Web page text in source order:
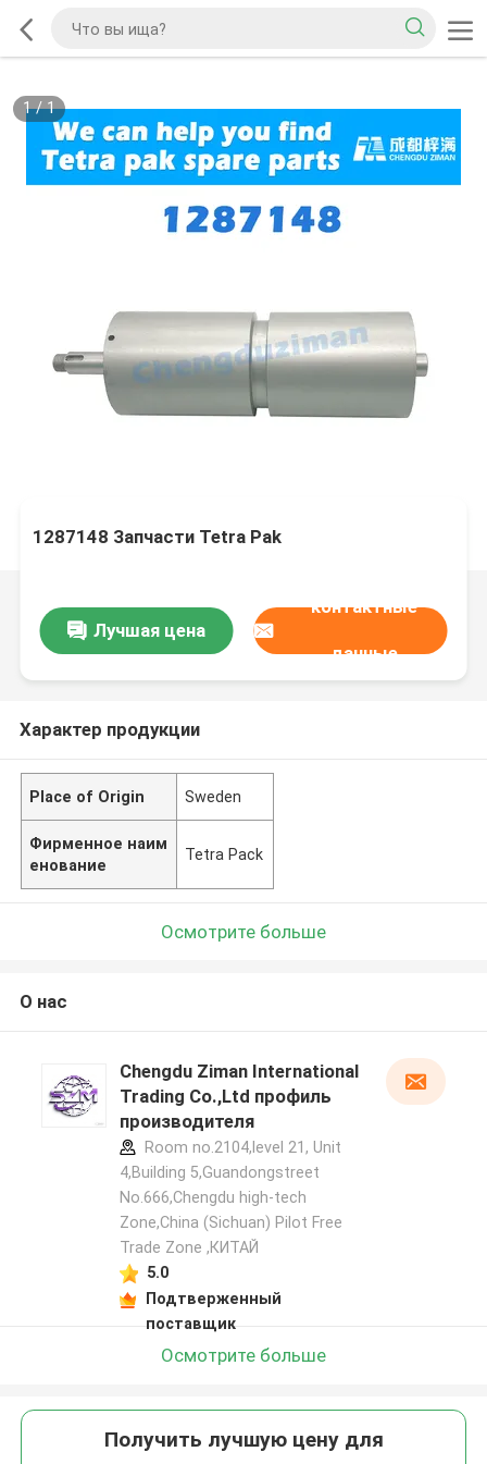
1/1
1287148 Запчасти Tetra Pak
Лучшая цена
контактные
данные
Характер продукции
Place of Origin Sweden
Фирменное наим
енование
Tetra Pack
Осмотрите больше
О нас
Chengdu Ziman International
Trading Co.,Ltd профиль
производителя
Room no.2104,level 21, Unit
4,Building 5,Guandongstreet
No.666,Chengdu high-tech
Zone,China (Sichuan) Pilot Free
Trade Zone ,КИТАЙ
5.0
Подтверженный
поставщик
Осмотрите больше
Получить лучшую цену для